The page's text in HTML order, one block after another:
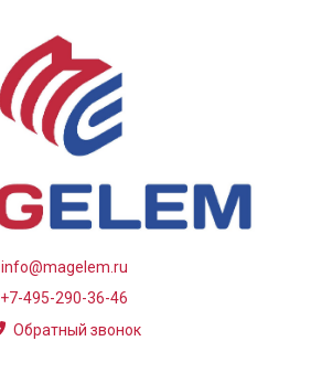
info@magelem.ru
+7-495-290-36-46
Обратный звонок